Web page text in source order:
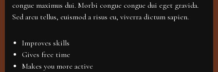
congue maximus dui. Morbi congue congue dui eget gravida.
Sed arcu tellus, euismod a risus eu, viverra dictum sapien.
Improves skills
Gives free time
Makes you more active